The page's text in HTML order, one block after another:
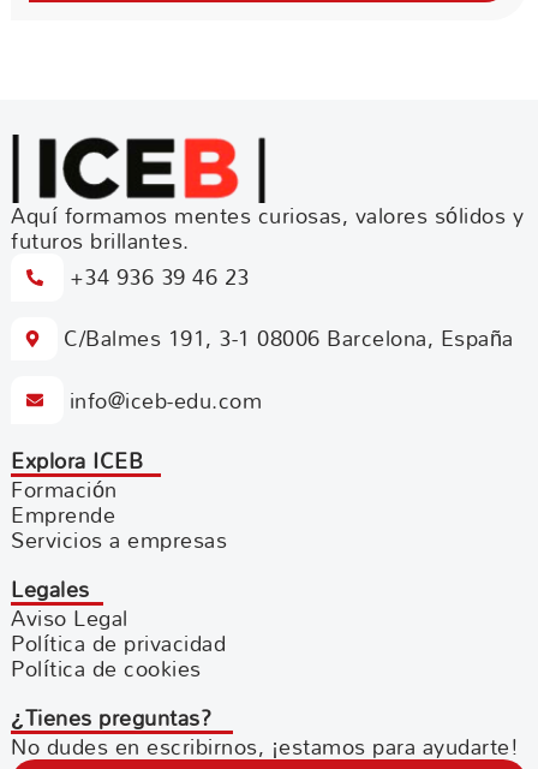
Aquí formamos mentes curiosas, valores sólidos y
futuros brillantes.
+34 936 39 46 23
C/Balmes 191, 3-1 08006 Barcelona, España
info@iceb-edu.com
Explora ICEB
Formación
Emprende
Servicios a empresas
Legales
Aviso Legal
Política de privacidad
Política de cookies
¿Tienes preguntas?
No dudes en escribirnos, ¡estamos para ayudarte!